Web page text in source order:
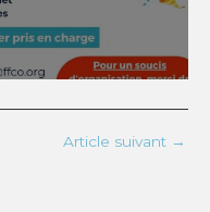
Article suivant →